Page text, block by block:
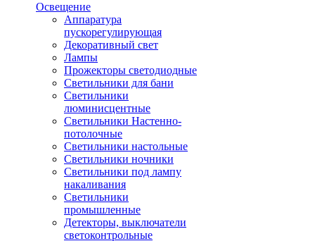
Освещение
Аппаратура
пускорегулирующая
Декоративный свет
Лампы
Прожекторы светодиодные
Светильники для бани
Светильники
люминисцентные
Светильники Настенно-
потолочные
Светильники настольные
Светильники ночники
Светильники под лампу
накаливания
Светильники
промышленные
Детекторы, выключатели
светоконтрольные